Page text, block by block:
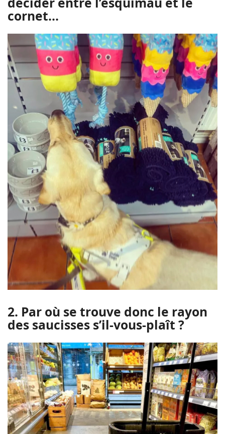
cornet…
2. Par où se trouve donc le rayon
des saucisses s’il-vous-plaît ?